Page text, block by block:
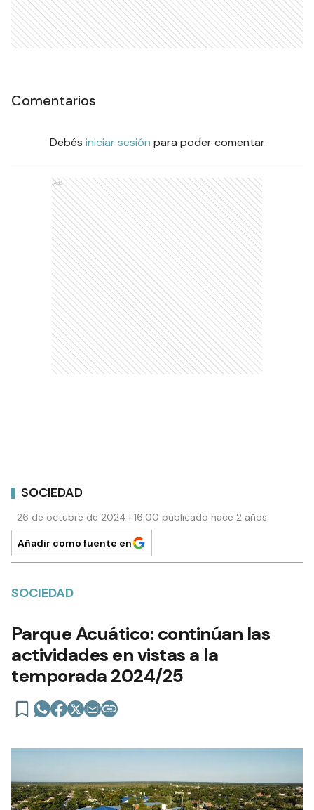
Comentarios
Debés iniciar sesión para poder comentar
Ads
SOCIEDAD
26 de octubre de 2024 | 16:00 publicado hace 2 años
Añadir como fuente en
SOCIEDAD
Parque Acuático: continúan las
actividades en vistas a la
temporada 2024/25